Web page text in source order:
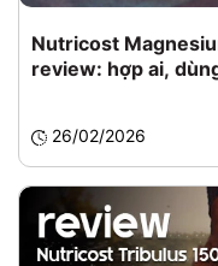
Nutricost
review: hợp ai,
26/02/2026